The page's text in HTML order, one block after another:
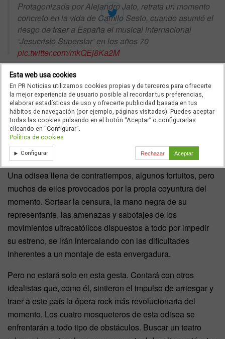
Protagonizada por Alejandro Jato, retrata un momento
concreto en la vida de Camilo Sesto, cuando asumió el
riesgo de traer a España el musical internacional
‘Jesucristo Superstar’ en los años 70
pic.twitter.com/mkQEj8Ka2M
— Atresmedia Comunicación (@atresmediacom)
January 24, 2023
Sinopsis
Camilo Sesto, en un arrebato de inspiración, decide
adaptar en los años 70 el musical más moderno y
transgresor de la época, Jesucristo Superstar, un éxito
internacional que, en plena dictadura, consigue
revolucionar el país y hacer historia.
Una odisea llena de contratiempos, algunos fortuitos, pero
muchos de ellos provocados por la propia coyuntura del
momento. Sortear la censura, la mano negra de su
representante, las amenazas y sabotajes de los
movimientos ultracatólicos dispuestos a todo por impedir
su estreno, se irán intercalando con las dificultades
inherentes a un montaje de esta envergadura.
Pero no estará solo en esta gesta. Contará con otros
idealistas que, como él, sintieron el impulso de arriesgar y
traer a este país la ópera rock más revolucionaria del
momento. Los cuatro mosqueteros de esta odisea se
enfrentarán a todo tipo de obstáculos. Buscar un teatro
Esta web usa cookies
En PR Noticias utilizamos cookies propias y de terceros para ofrecerte
la mejor experiencia de usuario posible al recordar tus preferencias,
elaborar estadísticas de uso y ofrecerte publicidad basada en tus
hábitos de navegación (por ejemplo, páginas visitadas). Puedes aceptar
todas las cookies pulsando en el botón “Aceptar” o configurarlas
clicando en "Configurar".
Política de cookies
Configurar Rechazar Aceptar